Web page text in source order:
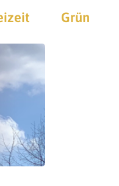
Grün